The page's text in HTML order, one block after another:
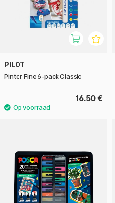
PILOT
Pintor Fine 6-pack Classic
16.50 €